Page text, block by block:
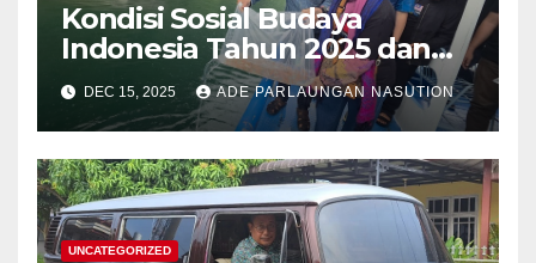
Kondisi Sosial Budaya
Indonesia Tahun 2025 dan
Proyeksi Strategis Tahun
2026
DEC 15, 2025 ADE PARLAUNGAN NASUTION
UNCATEGORIZED